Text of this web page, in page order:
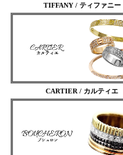
TIFFANY / ティファニー
CARTIER / カルティエ